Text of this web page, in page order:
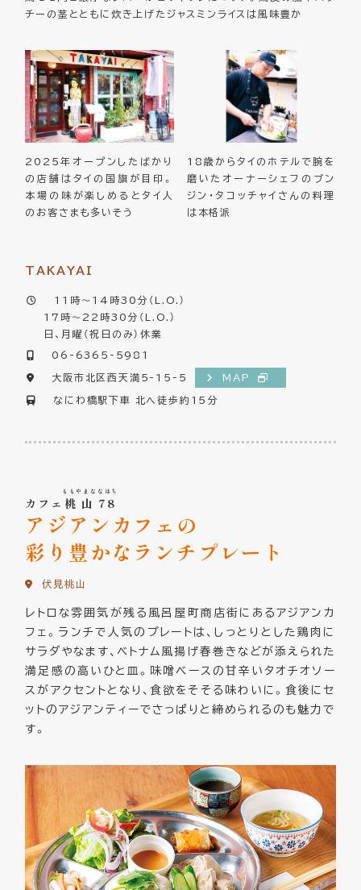
チーの茎とともに炊き上げたジャスミンライスは風味豊か
2025年オープンしたばかり
の店舗はタイの国旗が目印。
本場の味が楽しめるとタイ人
のお客さまも多いそう
18歳からタイのホテルで腕を
磨いたオーナーシェフのブン
ジン・タコッチャイさんの料理
は本格派
TAKAYAI
11時～14時30分（L.O.）
17時～22時30分（L.O.）
日、月曜（祝日のみ）休業
06-6365-5981
大阪市北区西天満5-15-5
MAP
なにわ橋駅下車 北へ徒歩約15分
カフェ 桃山78
ももやまななはち
アジアンカフェの
彩り豊かなランチプレート
伏見桃山
レトロな雰囲気が残る風呂屋町商店街にあるアジアンカ
フェ。ランチで人気のプレートは、しっとりとした鶏肉に
サラダやなます、ベトナム風揚げ春巻きなどが添えられた
満足感の高いひと皿。味噌ベースの甘辛いタオチオソー
スがアクセントとなり、食欲をそそる味わいに。食後にセ
ットのアジアンティーでさっぱりと締められるのも魅力で
す。